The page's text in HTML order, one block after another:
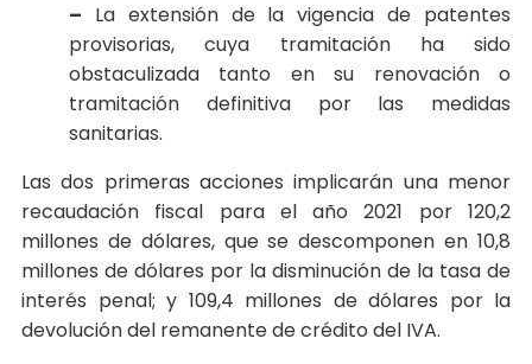
– La extensión de la vigencia de patentes
provisorias, cuya tramitación ha sido
obstaculizada tanto en su renovación o
tramitación definitiva por las medidas
sanitarias.
Las dos primeras acciones implicarán una menor
recaudación fiscal para el año 2021 por 120,2
millones de dólares, que se descomponen en 10,8
millones de dólares por la disminución de la tasa de
interés penal; y 109,4 millones de dólares por la
devolución del remanente de crédito del IVA.